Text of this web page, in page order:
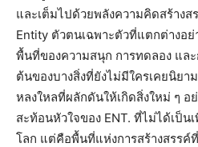
และเต็มไปด้วยพลังความคิดสร้างส
Entity ตัวตนเฉพาะตัวที่แตกต่างอ
พื้นที่ของความสนุก การทดลอง แล
ต้นของบางสิ่งที่ยังไม่มีใครเคยนิยา
หลงใหลที่ผลักดันให้เกิดสิ่งใหม่ ๆ
สะท้อนหัวใจของ ENT. ที่ไม่ได้เป็
โลก แต่คือพื้นที่แห่งการสร้างสรรค์